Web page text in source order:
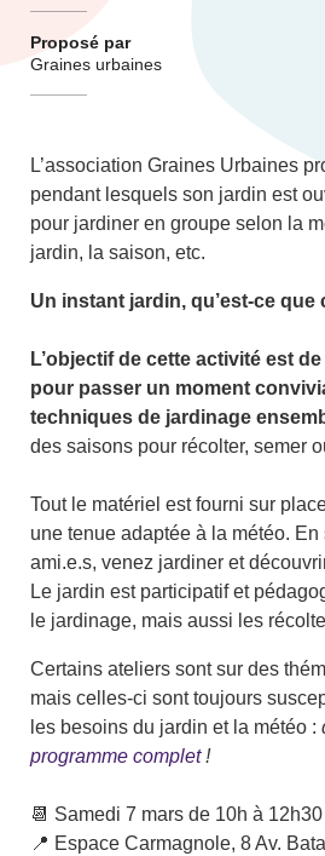
Proposé par
Graines urbaines
L’association Graines Urbaines
pendant lesquels son jardin est
pour jardiner en groupe selon la
jardin, la saison, etc.
Un instant jardin, qu’est-ce que
L’objectif de cette activité est
pour passer un moment
techniques de jardinage
des saisons pour récolter, semer
Tout le matériel est fourni sur
une tenue adaptée à la météo.
ami.e.s, venez jardiner et
Le jardin est participatif et
le jardinage, mais aussi les
Certains ateliers sont sur des
mais celles-ci sont toujours
les besoins du jardin et la météo :
programme complet!
📆 Samedi 7 mars de 10h à 12h30
📍 Espace Carmagnole, 8 Av.